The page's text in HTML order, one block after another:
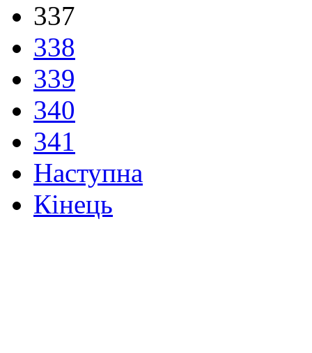
337
338
339
340
341
Наступна
Кінець